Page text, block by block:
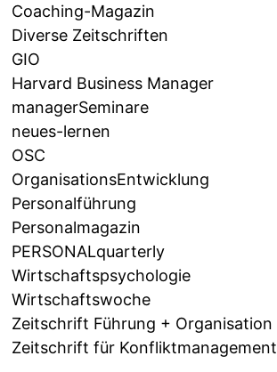
Coaching-Magazin
Diverse Zeitschriften
GIO
Harvard Business Manager
managerSeminare
neues-lernen
OSC
OrganisationsEntwicklung
Personalführung
Personalmagazin
PERSONALquarterly
Wirtschaftspsychologie
Wirtschaftswoche
Zeitschrift Führung + Organisation
Zeitschrift für Konfliktmanagement